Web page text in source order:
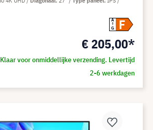
A
G
F
€ 205,00*
voor onmiddellijke verzending. Levertijd
2-6 werkdagen